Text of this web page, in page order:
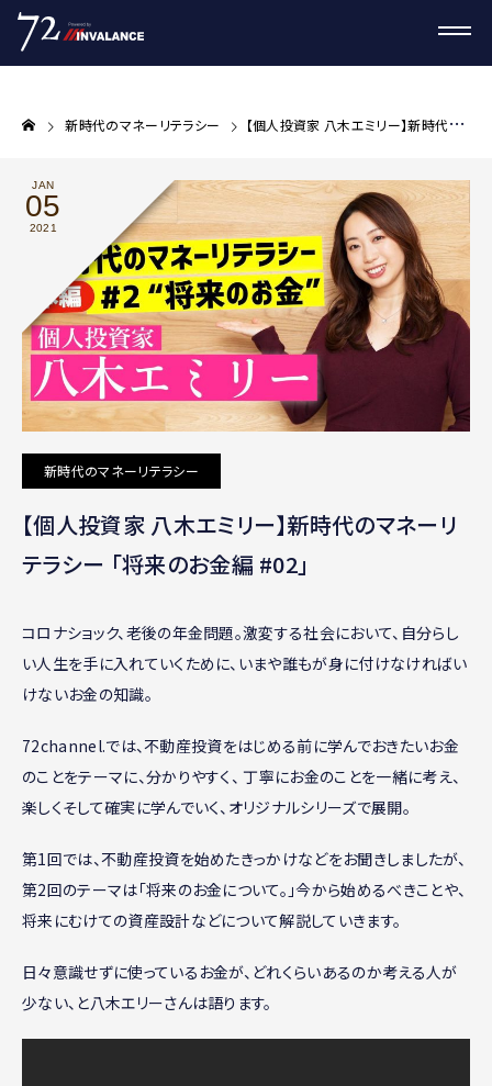
新時代のマネーリテラシー 【個人投資家 八木エミリー】新時代のマネーリテラシー 「将来のお金編 #02」
JAN
05
2021
新時代のマネーリテラシー
【個人投資家 八木エミリー】新時代のマネーリ
テラシー 「将来のお金編 #02」
コロナショック、老後の年金問題。激変する社会において、自分らし
い人生を手に入れていくために、いまや誰もが身に付けなければい
けないお金の知識。
72channel.では、不動産投資をはじめる前に学んでおきたいお金
のことをテーマに、分かりやすく、 丁寧にお金のことを一緒に考え、
楽しくそして確実に学んでいく、オリジナルシリーズで展開。
第1回では、不動産投資を始めたきっかけなどをお聞きしましたが、
第2回のテーマは「将来のお金について。」今から始めるべきことや、
将来にむけての資産設計などについて解説していきます。
日々意識せずに使っているお金が、どれくらいあるのか考える人が
少ない、と八木エリーさんは語ります。